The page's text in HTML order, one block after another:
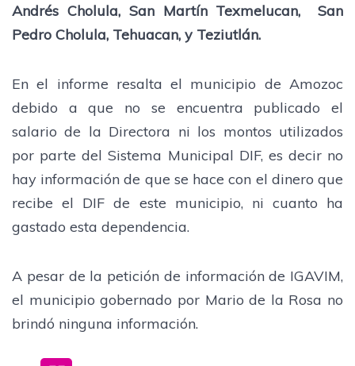
Andrés Cholula, San Martín Texmelucan, San
Pedro Cholula, Tehuacan, y Teziutlán.
En el informe resalta el municipio de Amozoc
debido a que no se encuentra publicado el
salario de la Directora ni los montos utilizados
por parte del Sistema Municipal DIF, es decir no
hay información de que se hace con el dinero que
recibe el DIF de este municipio, ni cuanto ha
gastado esta dependencia.
A pesar de la petición de información de IGAVIM,
el municipio gobernado por Mario de la Rosa no
brindó ninguna información.